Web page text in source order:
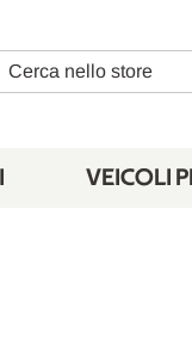
Cerca
VEICOLI